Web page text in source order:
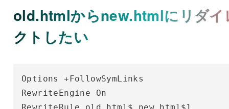
old.htmlからnew.htmlにリダイ
クトしたい
Options +FollowSymLinks
RewriteEngine On
RewriteRule old.html$ new.html$1